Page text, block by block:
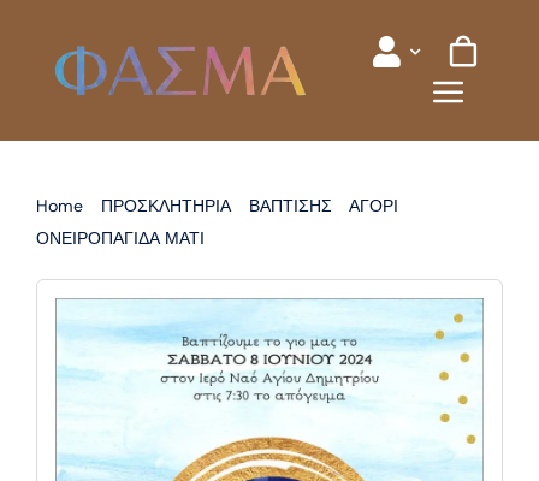
content
Home ΠΡΟΣΚΛΗΤΗΡΙΑ ΒΑΠΤΙΣΗΣ
ΑΓΟΡΙ
ΟΝΕΙΡΟΠΑΓΙΔΑ ΜΑΤΙ